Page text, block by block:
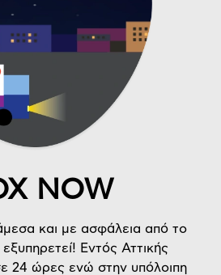
NOW
και με ασφάλεια από το
Εντός Αττικής
24 ώρες ενώ στην υπόλοιπη